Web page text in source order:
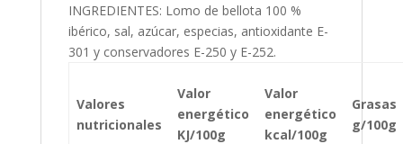
INGREDIENTES: Lomo de bellota 100 %
ibérico, sal, azúcar, especias, antioxidante E-
301 y conservadores E-250 y E-252.
Valores
nutricionales
Valor
energético
KJ/100g
Valor
energético
kcal/100g
Grasas
g/100g